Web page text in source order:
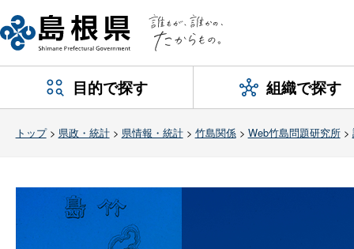
目的で探す 組織で探す
トップ> 県政・統計> 県情報・統計> 竹島関係> Web竹島問題研究所>